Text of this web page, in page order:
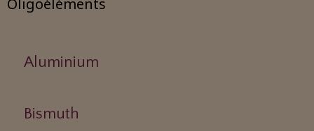
Oligoéléments
Aluminium
Bismuth